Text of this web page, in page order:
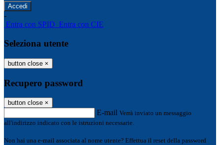
-
Entra con SPID Entra con CIE
Seleziona utente
button close ×
Recupero password
button close ×
E-mail Verrà inviato un messaggio
all'indirizzo indicato con le istruzioni necessarie.
Non hai una e-mail associata al nome utente? Effettua il reset della password